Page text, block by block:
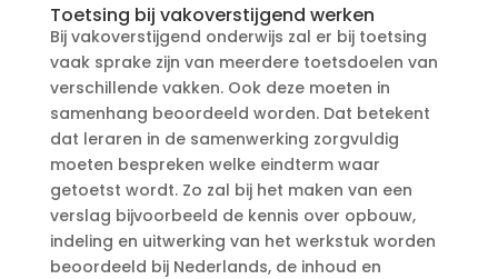
Toetsing bij vakoverstijgend werken
Bij vakoverstijgend onderwijs zal er bij toetsing
vaak sprake zijn van meerdere toetsdoelen van
verschillende vakken. Ook deze moeten in
samenhang beoordeeld worden. Dat betekent
dat leraren in de samenwerking zorgvuldig
moeten bespreken welke eindterm waar
getoetst wordt. Zo zal bij het maken van een
verslag bijvoorbeeld de kennis over opbouw,
indeling en uitwerking van het werkstuk worden
beoordeeld bij Nederlands, de inhoud en